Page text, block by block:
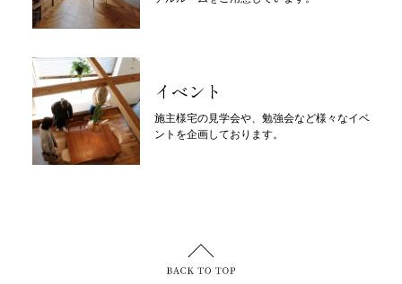
イベント
施主様宅の見学会や、勉強会など様々なイベ
ントを企画しております。